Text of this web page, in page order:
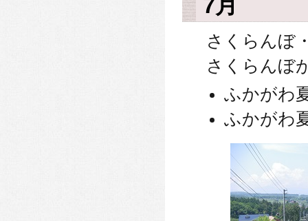
7月
さくらんぼ
さくらんぼ
ふかがわ
ふかがわ